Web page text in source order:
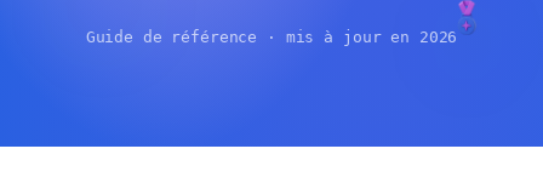
Guide de référence · mis à jour en 2026